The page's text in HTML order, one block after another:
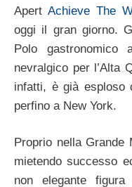
ApertAchieve The
oggi il gran giorno.
Polo gastronomico
nevralgico per l’Alta
infatti, è già esploso
perfino a New York.
Proprio nella
mietendo successo
non elegante